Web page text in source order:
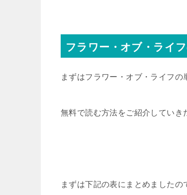
フラワー・オブ・ライ
まずはフラワー・オブ・ライフの
無料で読む方法をご紹介していき
まずは下記の表にまとめましたの